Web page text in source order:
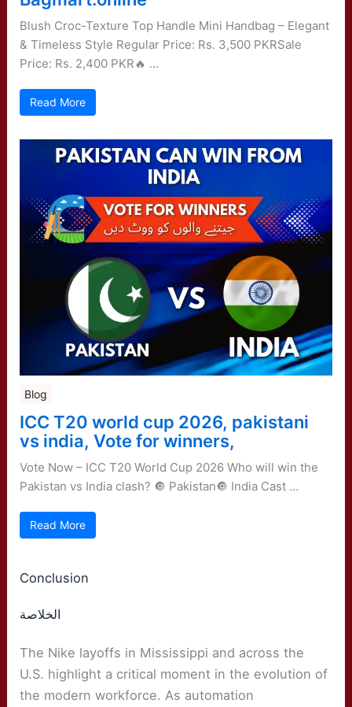
Blush Croc-Texture Top Handle Mini Handbag – Elegant
& Timeless Style Regular Price: Rs. 3,500 PKRSale
Price: Rs. 2,400 PKR🔥 …
Read More
Blog
ICC T20 world cup 2026, pakistani
vs india, Vote for winners,
Vote Now – ICC T20 World Cup 2026 Who will win the
Pakistan vs India clash? 🔘 Pakistan🔘 India Cast …
Read More
Conclusion
الخلاصة
The Nike layoffs in Mississippi and across the
U.S. highlight a critical moment in the evolution of
the modern workforce. As automation